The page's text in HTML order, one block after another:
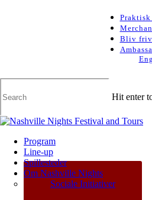
Bliv
Hit enter
Close
Menu
Program
Line-up
Spillesteder
Om Nashville Nights
Sociale Initiativer